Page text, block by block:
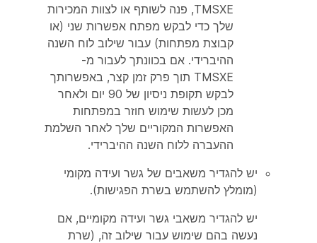
TMSXE, פנה לשותף או לצוות המכירות
שלך כדי לבקש מפתח אפשרות שני (או
קבוצת מפתחות) עבור שילוב לוח השנה
ההיברידי. אם בכוונתך לעבור מ-
TMSXE תוך פרק זמן קצר, באפשרותך
לבקש תקופת ניסיון של 90 יום ולאחר
מכן לעשות שימוש חוזר במפתחות
האפשרות המקוריים שלך לאחר השלמת
ההעברה ללוח השנה ההיברידי.
יש להגדיר משאבים של גשר ועידה מקומי
(מומלץ להשתמש בשרת הפגישות).
יש להגדיר משאבי גשר ועידה מקומיים, אם
נעשה בהם שימוש עבור שילוב זה, (שרת